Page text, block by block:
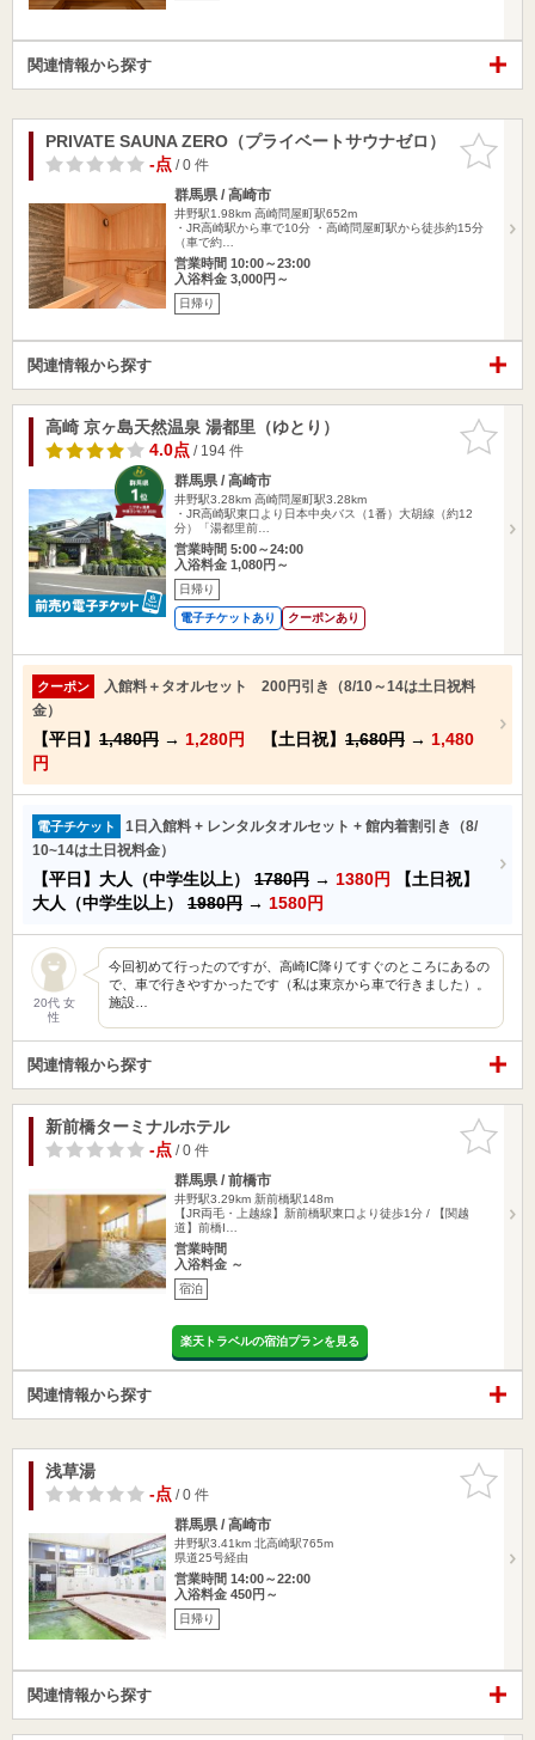
関連情報から探す
お気に入
りに追加
PRIVATE SAUNA ZERO（プライベートサウナゼロ）
-点/ 0 件
群馬県 / 高崎市
井野駅1.98km 高崎問屋町駅652m
・JR高崎駅から車で10分 ・高崎問屋町駅から徒歩約15分
（車で約…
営業時間 10:00～23:00
入浴料金 3,000円～
日帰り
関連情報から探す
お気に入
りに追加
高崎 京ヶ島天然温泉 湯都里（ゆとり）
4.0点/ 194 件
群馬県 / 高崎市
井野駅3.28km 高崎問屋町駅3.28km
・JR高崎駅東口より日本中央バス（1番）大胡線（約12
分）「湯都里前…
営業時間 5:00～24:00
入浴料金 1,080円～
日帰り
電子チケットあり クーポンあり
クーポン
入館料＋タオルセット 200円引き（8/10～14は土日祝料
金）
【平日】 1,480円 → 1,280円 【土日祝】 1,680円 → 1,480
円
電子チケット
1日入館料 + レンタルタオルセット + 館内着割引き（8/
10~14は土日祝料金）
【平日】大人（中学生以上） 1780円 → 1380円
【土日祝】
大人（中学生以上） 1980円 → 1580円
20代 女
性
今回初めて行ったのですが、高崎IC降りてすぐのところにあるの
で、車で行きやすかったです（私は東京から車で行きました）。
施設…
関連情報から探す
お気に入
りに追加
新前橋ターミナルホテル
-点/ 0 件
群馬県 / 前橋市
井野駅3.29km 新前橋駅148m
【JR両毛・上越線】新前橋駅東口より徒歩1分 / 【関越
道】前橋I…
営業時間
入浴料金 ～
宿泊
楽天トラベルの宿泊プランを見る
関連情報から探す
お気に入
りに追加
浅草湯
-点/ 0 件
群馬県 / 高崎市
井野駅3.41km 北高崎駅765m
県道25号経由
営業時間 14:00～22:00
入浴料金 450円～
日帰り
関連情報から探す